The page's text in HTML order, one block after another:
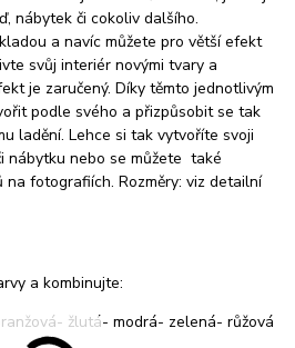
nábytek či cokoliv dalšího.
a navíc můžete pro větší efekt
svůj interiér novými tvary a
je zaručený. Díky těmto jednotlivým
podle svého a přizpůsobit se tak
ladění. Lehce si tak vytvoříte svoji
nábytku nebo se můžete také
fotografiích. Rozměry: viz detailní
a kombinujte:
žlutá- modrá- zelená- růžová